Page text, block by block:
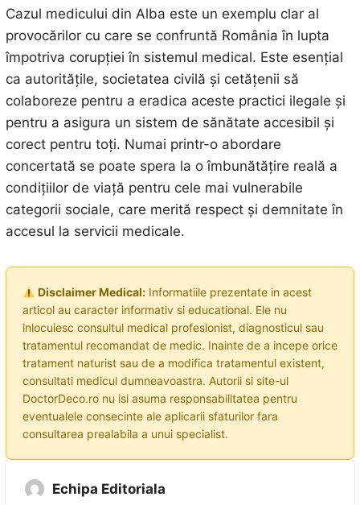
Cazul medicului din Alba este un exemplu clar al
provocărilor cu care se confruntă România în lupta
împotriva corupției în sistemul medical. Este esențial
ca autoritățile, societatea civilă și cetățenii să
colaboreze pentru a eradica aceste practici ilegale și
pentru a asigura un sistem de sănătate accesibil și
corect pentru toți. Numai printr-o abordare
concertată se poate spera la o îmbunătățire reală a
condițiilor de viață pentru cele mai vulnerabile
categorii sociale, care merită respect și demnitate în
accesul la servicii medicale.
Disclaimer Medical:Informatiile prezentate in acest
articol au caracter informativ si educational. Ele nu
inlocuiesc consultul medical profesionist, diagnosticul sau
tratamentul recomandat de medic. Inainte de a incepe orice
tratament naturist sau de a modifica tratamentul existent,
consultati medicul dumneavoastra. Autorii si site-ul
DoctorDeco.ro nu isi asuma responsabilitatea pentru
eventualele consecinte ale aplicarii sfaturilor fara
consultarea prealabila a unui specialist.
Echipa Editoriala